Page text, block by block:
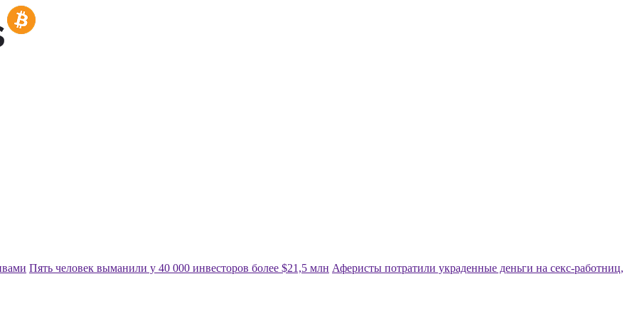
Пять человек выманили у 40 000 инвесторов более $21,5 млн Аферисты потратили украденные деньги на секс-работниц,